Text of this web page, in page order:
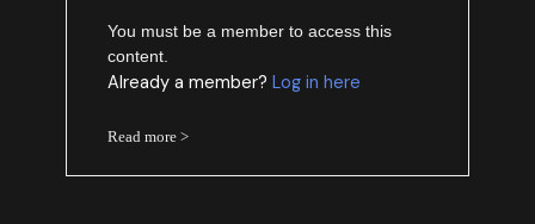
You must be a member to access this
content.
Already a member?Log in here
Read more >